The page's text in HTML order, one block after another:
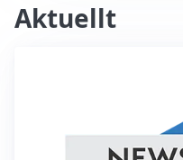
Aktuellt